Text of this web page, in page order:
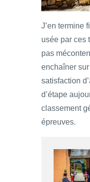
J’en termine
usée par ces
pas
enchaîner
satisfaction
d’étape
classement
épreuves.